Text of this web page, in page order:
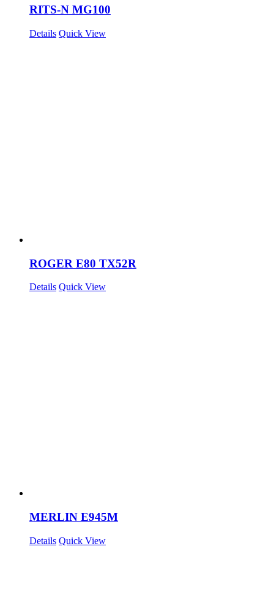
RITS-N MG100
Details Quick View
ROGER E80 TX52R
Details Quick View
MERLIN E945M
Details Quick View